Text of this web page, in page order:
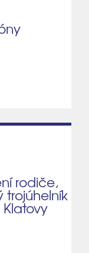
rodiče,
trojúhelník